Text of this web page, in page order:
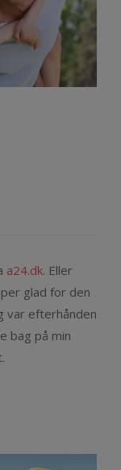
a24.dk. Eller
glad for den
var efterhånden
bag på min